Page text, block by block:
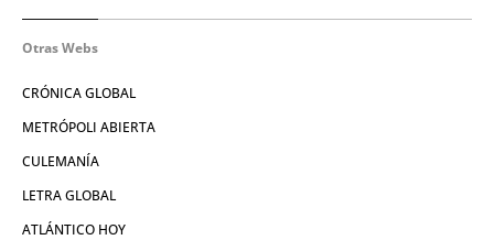
Otras Webs
CRÓNICA GLOBAL
METRÓPOLI ABIERTA
CULEMANÍA
LETRA GLOBAL
ATLÁNTICO HOY